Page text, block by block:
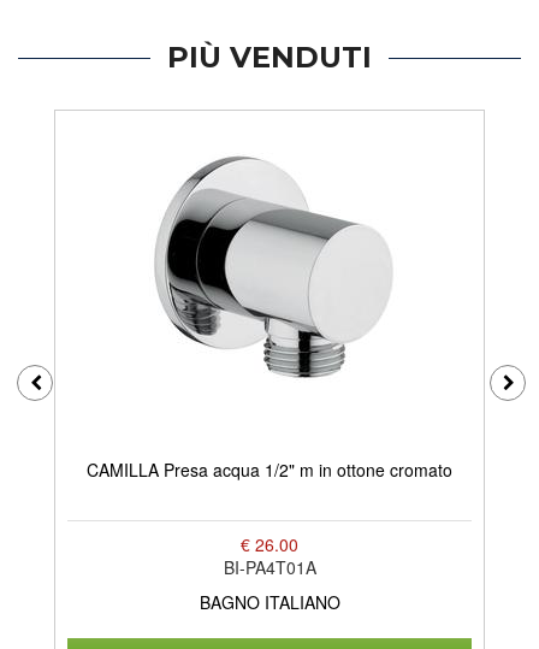
PIÙ VENDUTI
CAMILLA Presa acqua 1/2" m in ottone cromato
€ 26.00
BI-PA4T01A
BAGNO ITALIANO